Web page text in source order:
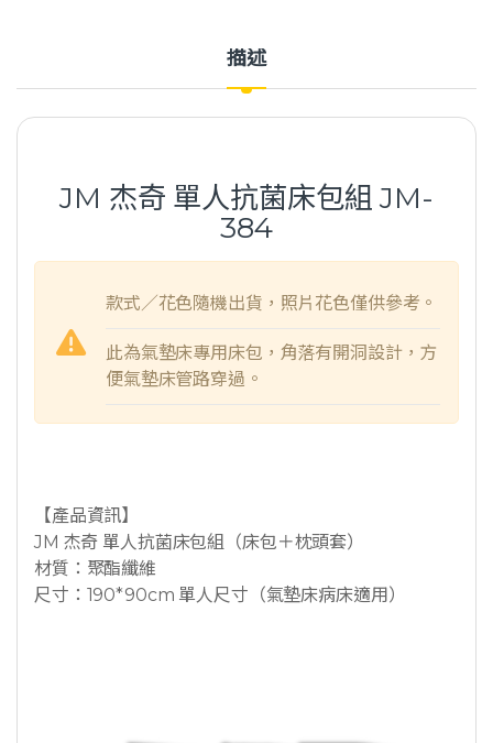
描述
JM 杰奇 單人抗菌床包組 JM-
384
款式／花色隨機出貨，照片花色僅供參考。
此為氣墊床專用床包，角落有開洞設計，方
便氣墊床管路穿過。
【產品資訊】
JM 杰奇 單人抗菌床包組（床包＋枕頭套）
材質：聚酯纖維
尺寸：190*90cm 單人尺寸（氣墊床病床適用）